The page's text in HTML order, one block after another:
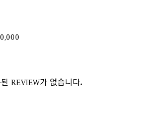
REVIEW가 없습니다.